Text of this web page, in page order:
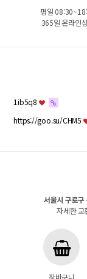
평일
365일 온라인
1ib5q8
https://goo.su/CHM5
서울시 구로
자세한 교
장바구니